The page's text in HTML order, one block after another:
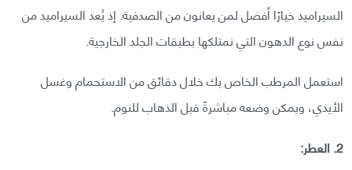
السيراميد خيارًا أفضل لمن يعانون من الصدفية. إذ يُعد السيراميد من
نفس نوع الدهون التي نمتلكها بطبقات الجلد الخارجية.
استعمل المرطب الخاص بك خلال دقائق من الاستحمام وغسل
الأيدي، ويمكن وضعه مباشرةً قبل الذهاب للنوم.
2. العطر: